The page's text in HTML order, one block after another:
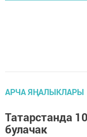
АРЧА ЯҢАЛЫКЛАРЫ
Татарстанда
булачак